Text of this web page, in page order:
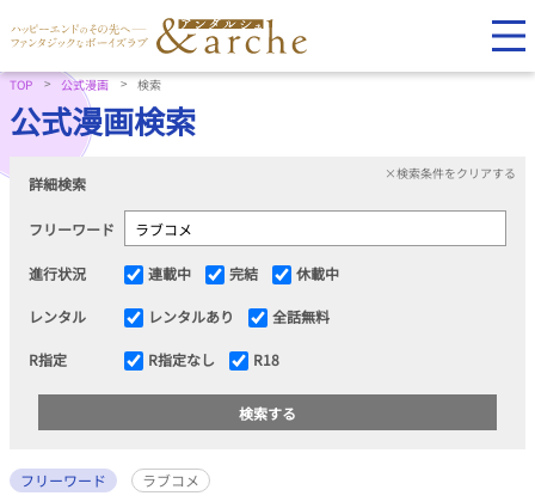
TOP 公式漫画 検索
公式漫画検索
詳細検索
×検索条件をクリアする
フリーワード
進行状況 連載中 完結 休載中
レンタル レンタルあり 全話無料
R指定 R指定なし R18
フリーワード
ラブコメ